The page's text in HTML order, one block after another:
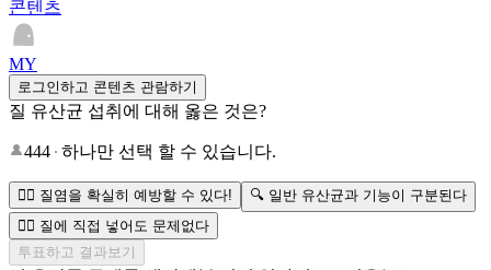
콘텐츠
MY
로그인하고 콘텐츠 관람하기
질 유산균 섭취에 대해 옳은 것은?
444 하나만 선택 할 수 있습니다.
🙅‍♀️ 질염을 확실히 예방할 수 있다!
🔍 일반 유산균과 기능이 구분된다
🙅‍♀️ 질에 직접 넣어도 문제없다
투표하고 결과보기